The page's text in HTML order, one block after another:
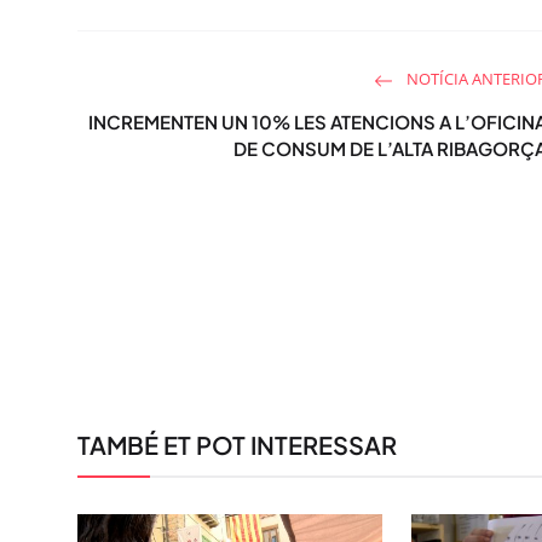
NOTÍCIA
INCREMENTEN UN 10% LES ATENCIONS A
DE CONSUM DE L’ALTA
TAMBÉ ET POT INTERESSAR